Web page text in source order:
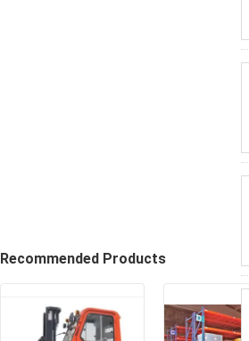
Recommended Products